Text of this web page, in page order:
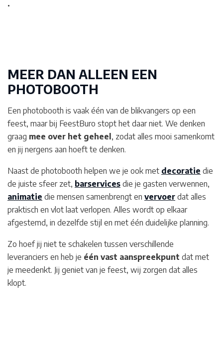
.
MEER DAN ALLEEN EEN
PHOTOBOOTH
Een photobooth is vaak één van de blikvangers op een
feest, maar bij FeestBuro stopt het daar niet. We denken
graag mee over het geheel, zodat alles mooi samenkomt
en jij nergens aan hoeft te denken.
Naast de photobooth helpen we je ook met decoratie die
de juiste sfeer zet, barservices die je gasten verwennen,
animatie die mensen samenbrengt en vervoer dat alles
praktisch en vlot laat verlopen. Alles wordt op elkaar
afgestemd, in dezelfde stijl en met één duidelijke planning.
Zo hoef jij niet te schakelen tussen verschillende
leveranciers en heb je één vast aanspreekpunt dat met
je meedenkt. Jij geniet van je feest, wij zorgen dat alles
klopt.